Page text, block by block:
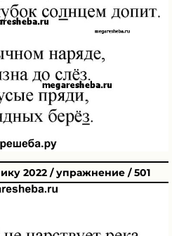
2022 / упражнение / 501